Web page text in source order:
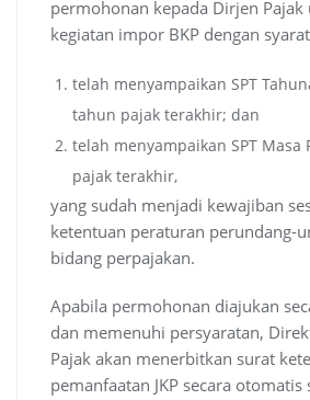
permohonan kepada Dirjen
kegiatan impor BKP dengan
telah menyampaikan SPT
tahun pajak terakhir; dan
telah menyampaikan SPT Masa
pajak terakhir,
yang sudah menjadi kewajiban
ketentuan peraturan perundang-
bidang perpajakan.
Apabila permohonan diajukan
dan memenuhi persyaratan,
Pajak akan menerbitkan surat
pemanfaatan JKP secara